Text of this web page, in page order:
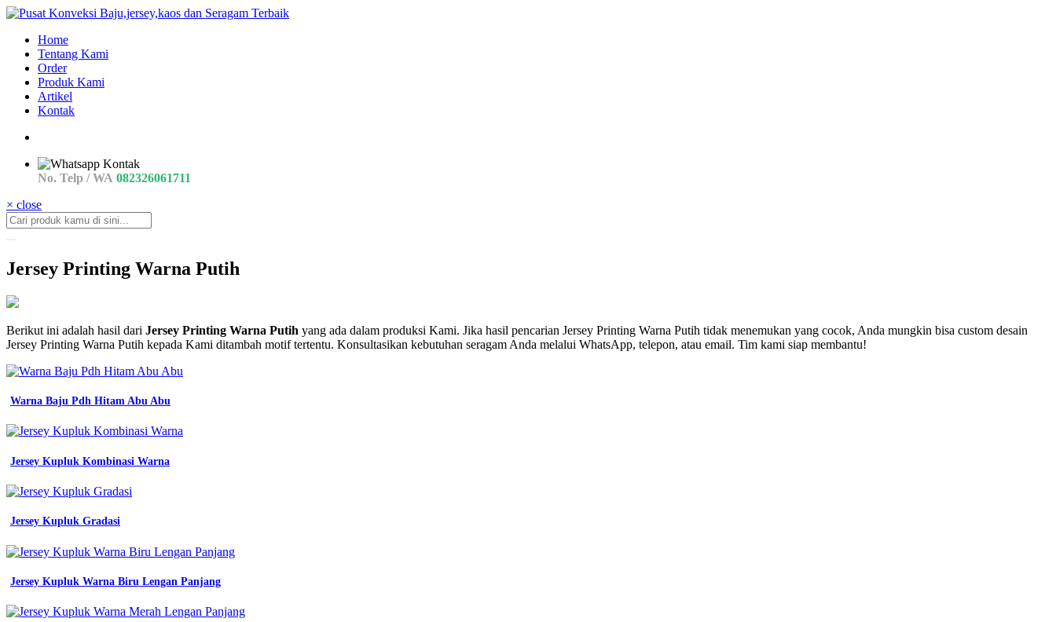
Home
Tentang Kami
Order
Produk Kami
Artikel
Kontak
No. Telp / WA 082326061711
× close
Jersey Printing Warna Putih
jersey
Jersey
Warna
printing
jersey
murah
print
jual
jersey
custom
batik
sd
jakarta
printing
Berikut ini adalah hasil dari Jersey Printing Warna Putih yang ada dalam produksi Kami. Jika hasil pencarian Jersey Printing Warna Putih tidak menemukan yang cocok, Anda mungkin bisa custom desain
Jersey Printing Warna Putih kepada Kami ditambah motif tertentu. Konsultasikan kebutuhan seragam Anda melalui WhatsApp, telepon, atau email. Tim kami siap membantu!
Warna Baju Pdh Hitam Abu Abu
Jersey Kupluk Kombinasi Warna
Jersey Kupluk Gradasi
Jersey Kupluk Warna Biru Lengan Panjang